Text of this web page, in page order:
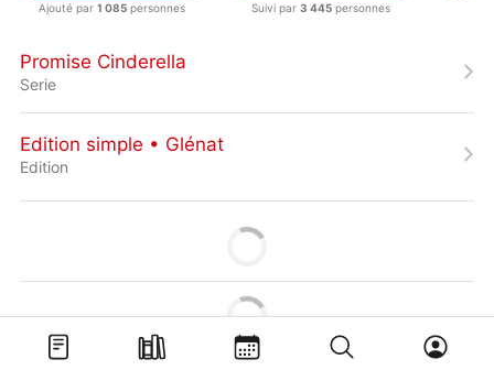
Ajouté par 1 085personnes Suivi par 3 445 personnes
Promise Cinderella
Serie
Edition simple • Glénat
Edition